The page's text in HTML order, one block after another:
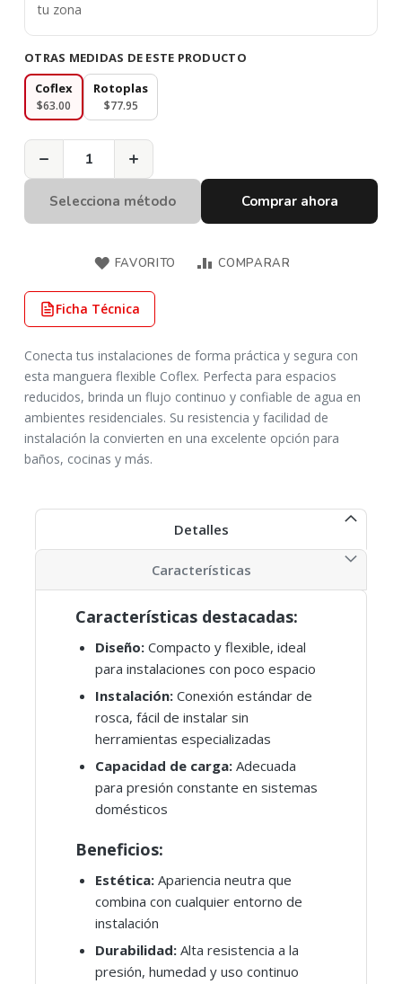
tu zona
OTRAS MEDIDAS DE ESTE PRODUCTO
Coflex
$63.00
Rotoplas
$77.95
− +
Selecciona método Comprar ahora
FAVORITO COMPARAR
Ficha Técnica
Conecta tus instalaciones de forma práctica y segura con
esta manguera flexible Coflex. Perfecta para espacios
reducidos, brinda un flujo continuo y confiable de agua en
ambientes residenciales. Su resistencia y facilidad de
instalación la convierten en una excelente opción para
baños, cocinas y más.
Detalles
Características destacadas:
Diseño: Compacto y flexible, ideal
para instalaciones con poco espacio
Instalación: Conexión estándar de
rosca, fácil de instalar sin
herramientas especializadas
Capacidad de carga: Adecuada
para presión constante en sistemas
domésticos
Beneficios:
Estética: Apariencia neutra que
combina con cualquier entorno de
instalación
Durabilidad: Alta resistencia a la
presión, humedad y uso continuo
Características